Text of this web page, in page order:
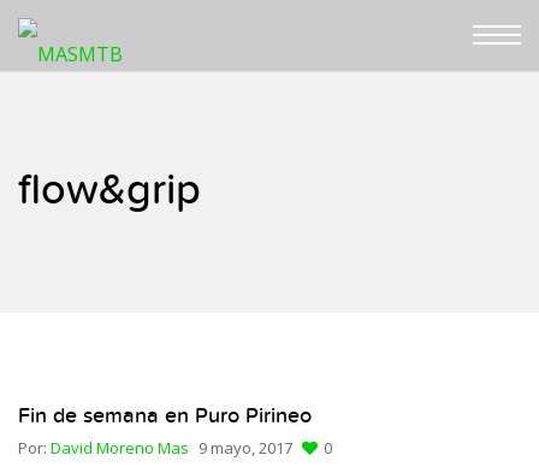
flow&grip
Fin de semana en Puro Pirineo
Por: David Moreno Mas 9 mayo, 2017 0